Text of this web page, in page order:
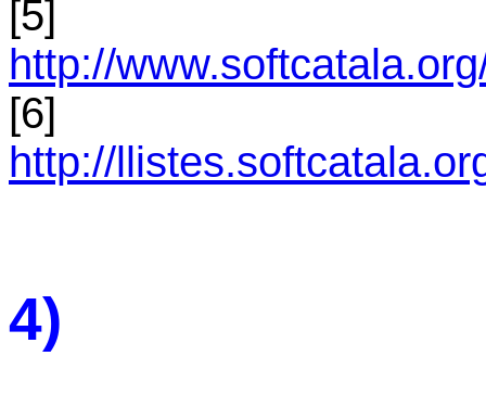
[5]
http://
[6]
http://
4)